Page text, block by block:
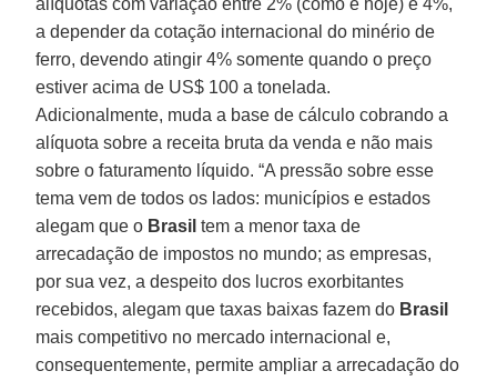
a depender da cotação internacional do minério de
ferro, devendo atingir 4% somente quando o preço
estiver acima de US$ 100 a tonelada.
Adicionalmente, muda a base de cálculo cobrando a
alíquota sobre a receita bruta da venda e não mais
sobre o faturamento líquido. “A pressão sobre esse
tema vem de todos os lados: municípios e estados
alegam que o Brasil tem a menor taxa de
arrecadação de impostos no mundo; as empresas,
por sua vez, a despeito dos lucros exorbitantes
recebidos, alegam que taxas baixas fazem do Brasil
mais competitivo no mercado internacional e,
consequentemente, permite ampliar a arrecadação do